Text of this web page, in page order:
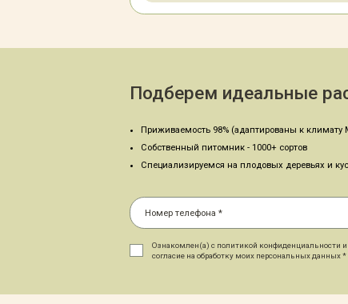
Подберем идеальные
Приживаемость 98% (адаптированы к климату
Собственный питомник - 1000+ сортов
Специализируемся на плодовых деревьях и
Ознакомлен(а) с политикой конфиденциальности
согласие на обработку моих персональных данных *